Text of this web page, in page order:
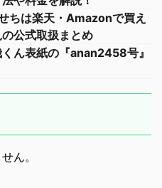
ちは楽天・Amazonで買え
公式取扱まとめ
ん表紙の『anan2458号』
ん。